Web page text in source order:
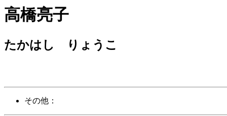
高橋亮子
たかはし りょうこ
その他：